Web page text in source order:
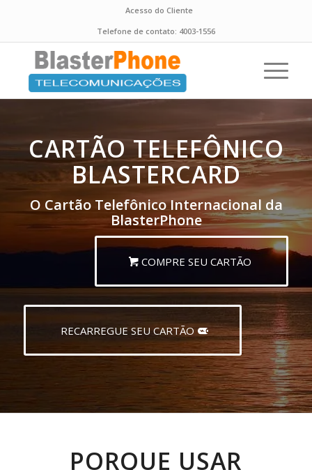
Acesso do Cliente
Telefone de contato: 4003-1556
CARTÃO TELEFÔNICO
BLASTERCARD
O Cartão Telefônico Internacional da
BlasterPhone
COMPRE SEU CARTÃO
RECARREGUE SEU CARTÃO
PORQUE USAR